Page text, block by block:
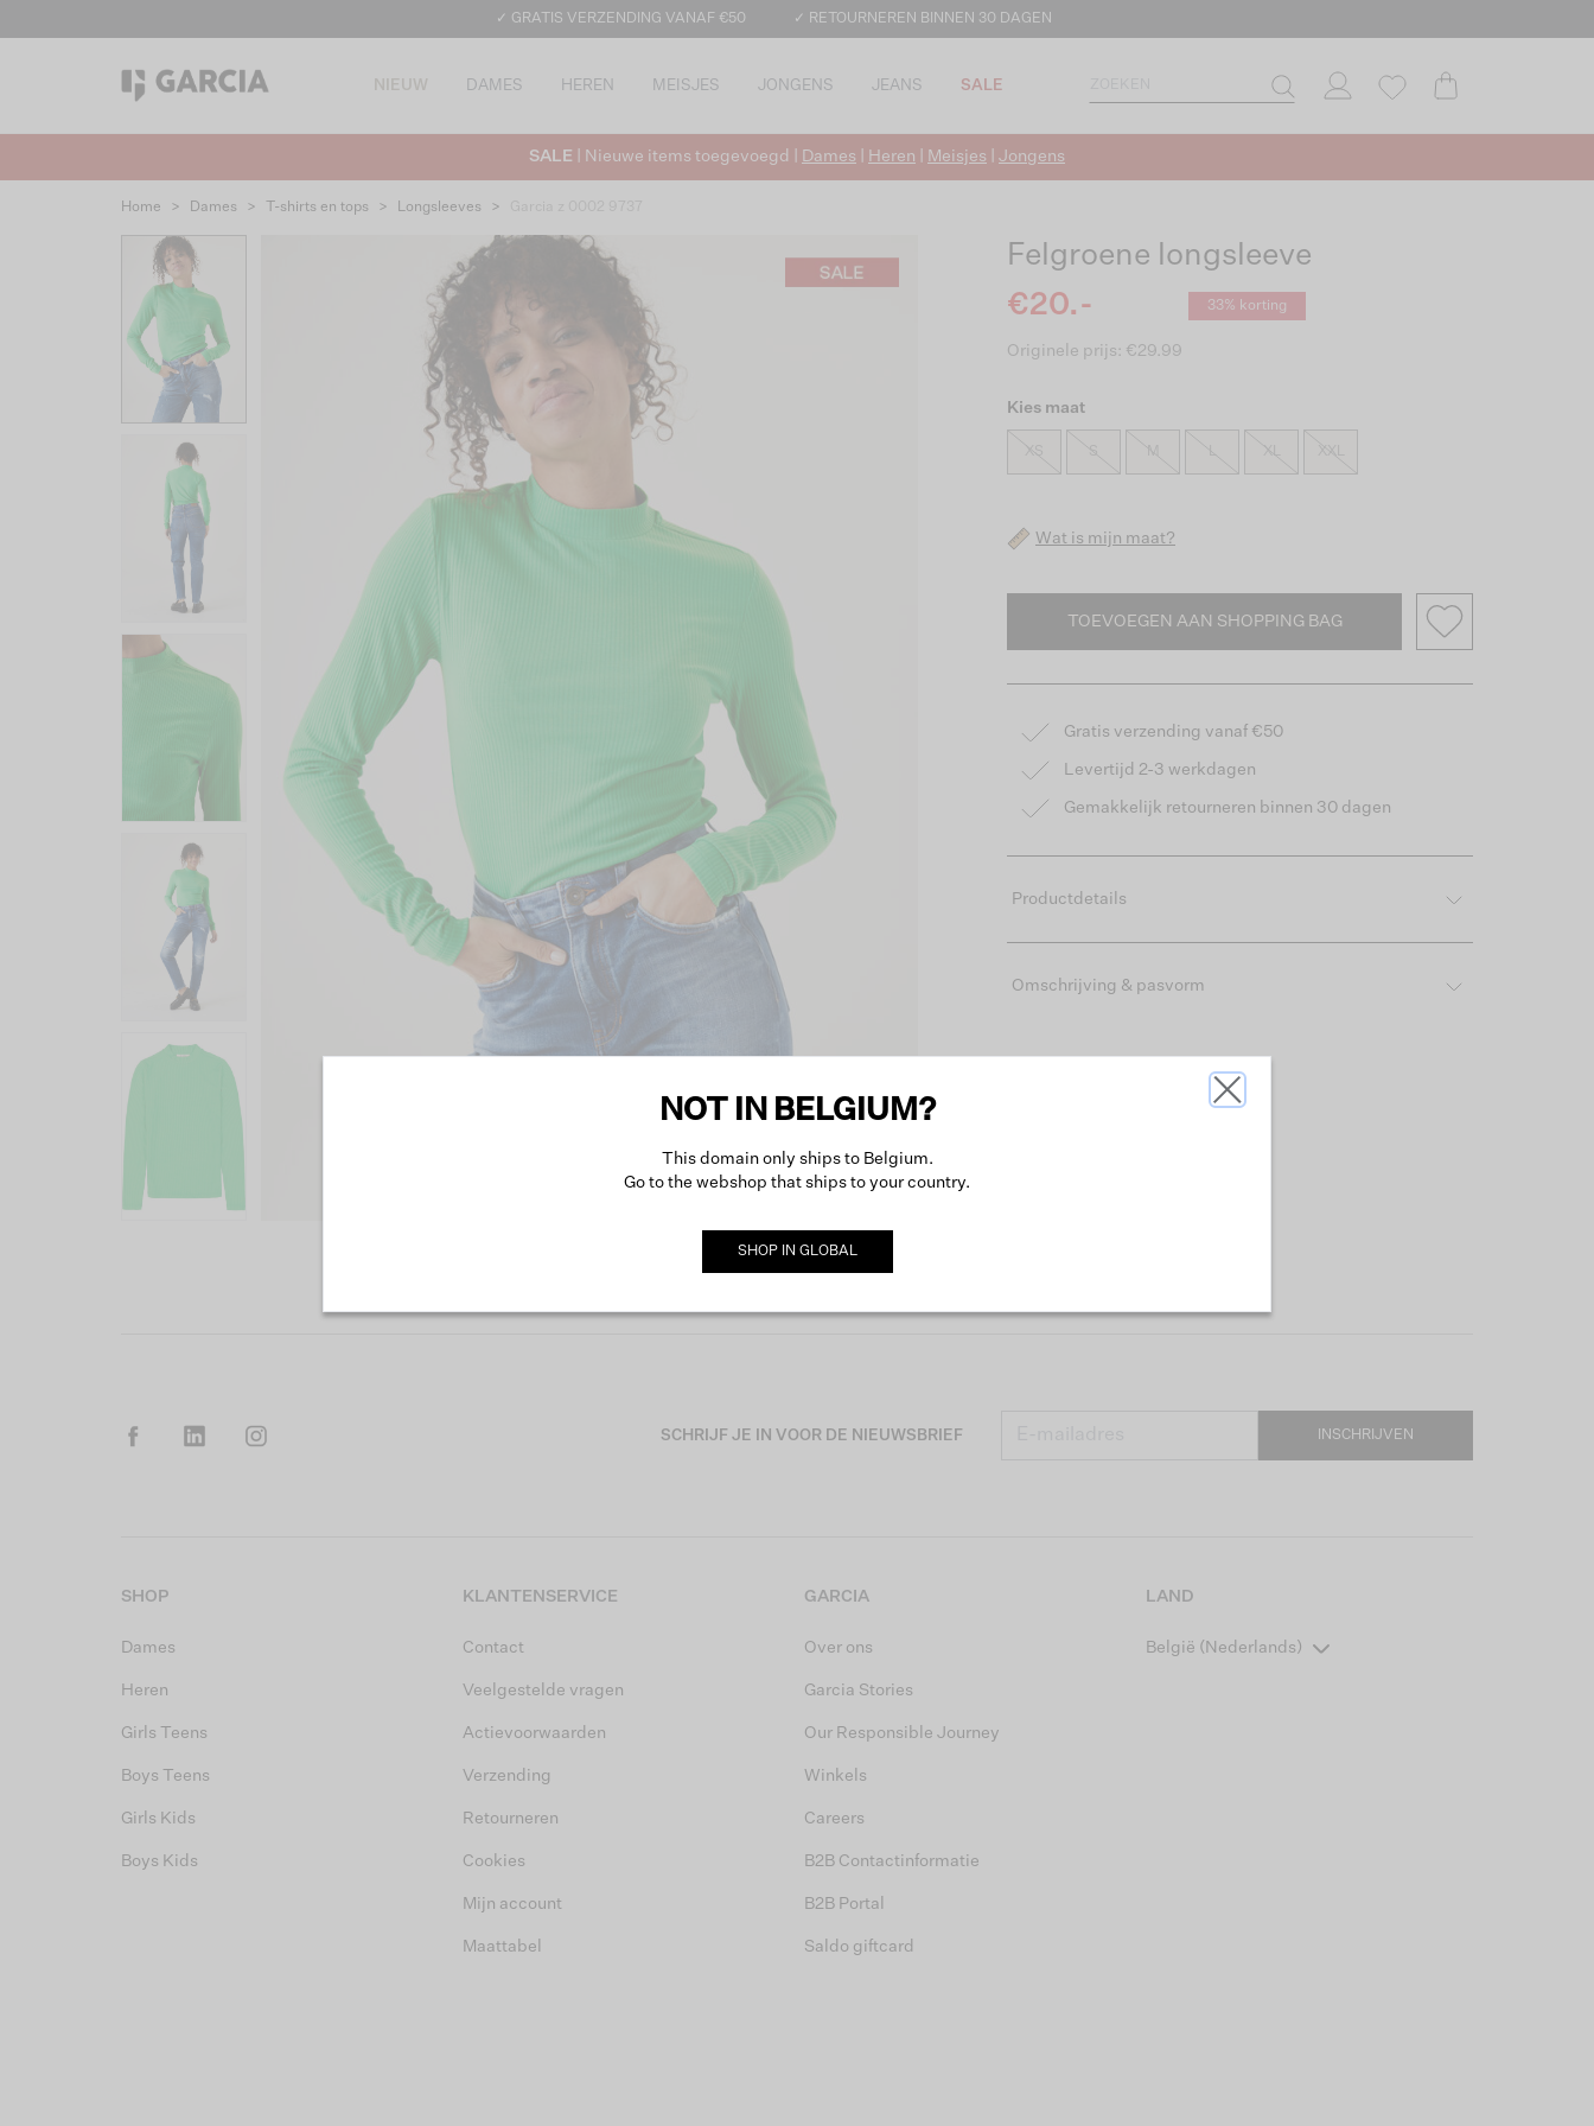
✓ GRATIS VERZENDING VANAF €50 ✓ RETOURNEREN BINNEN 30 DAGEN
NIEUW DAMES HEREN MEISJES JONGENS JEANS SALE
SALE | Nieuwe items toegevoegd | Dames Heren Meisjes Jongens
Home > Dames > T-shirts en tops > Longsleeves >
Felgroene longsleeve
€20.-
33% korting
Originele prijs: €29.99
Kies maat
XS M XL XXL
Wat is mijn maat?
TOEVOEGEN AAN SHOPPING BAG
Gratis verzending vanaf €50
Levertijd 2-3 werkdagen
Gemakkelijk retourneren binnen 30 dagen
Productdetails
Omschrijving & pasvorm
SCHRIJF JE IN VOOR DE NIEUWSBRIEF INSCHRIJVEN
SHOP
Dames
Heren
Girls Teens
Boys Teens
Girls Kids
Boys Kids
KLANTENSERVICE
Contact
Veelgestelde vragen
Actievoorwaarden
Verzending
Retourneren
Cookies
Mijn account
Maattabel
GARCIA
Over ons
Garcia Stories
Our Responsible Journey
Winkels
Careers
B2B Contactinformatie
B2B Portal
Saldo giftcard
LAND
België (Nederlands)
NOT IN BELGIUM?
This domain only ships to Belgium.
Go to the webshop that ships to your country.
SHOP IN GLOBAL